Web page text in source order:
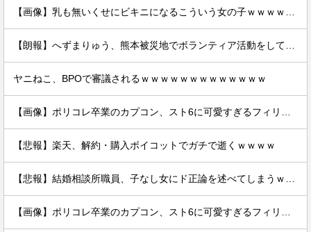
ヤニねこ、BPOで審議されるｗｗｗｗｗｗｗｗｗｗｗｗｗ
【悲報】楽天、解約・購入ボイコットでガチで逝くｗｗｗｗ